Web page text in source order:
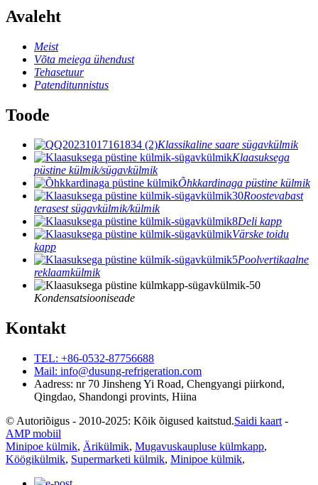
Avaleht
Meist
Võta meiega ühendust
Tehasetuur
Patenditunnistus
Toode
Klassikaline saare sügavkülmik
Klaasuksega
püstine külmik/sügavkülmik
Õhkkardinaga püstine külmik
Roostevabast
terasest sügavkülmik/külmik
Deli kapp
Värske toidu
kapp
Poolvertikaalne
reklaamkülmik
Kondensatsiooniseade
Kontakt
TEL: +86-0532-87756688
Mail: info@dusung-refrigeration.com
Aadress: nr 70 Jinsheng Yi Road, Chengyangi piirkond,
Qingdao, Shandongi provints, Hiina
© Autoriõigus - 2010-2025: Kõik õigused kaitstud.Saidi kaart -
AMP mobiil
Minipoe külmik, Ärikülmik, Mugavuskaupluse külmkapp,
Köögikülmik, Supermarketi külmik, Minipoe külmik,